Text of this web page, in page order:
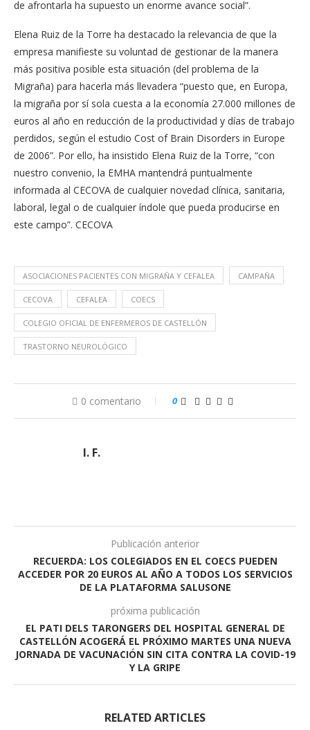
de afrontarla ha supuesto un enorme avance social”.
Elena Ruiz de la Torre ha destacado la relevancia de que la
empresa manifieste su voluntad de gestionar de la manera
más positiva posible esta situación (del problema de la
Migraña) para hacerla más llevadera “puesto que, en Europa,
la migraña por sí sola cuesta a la economía 27.000 millones de
euros al año en reducción de la productividad y días de trabajo
perdidos, según el estudio Cost of Brain Disorders in Europe
de 2006”. Por ello, ha insistido Elena Ruiz de la Torre, “con
nuestro convenio, la EMHA mantendrá puntualmente
informada al CECOVA de cualquier novedad clínica, sanitaria,
laboral, legal o de cualquier índole que pueda producirse en
este campo”. CECOVA
ASOCIACIONES PACIENTES CON MIGRAÑA Y CEFALEA CAMPAÑA
CECOVA CEFALEA COECS
COLEGIO OFICIAL DE ENFERMEROS DE CASTELLÓN
TRASTORNO NEUROLÓGICO
0 comentario 0
I. F.
Publicación anterior
RECUERDA: LOS COLEGIADOS EN EL COECS PUEDEN
ACCEDER POR 20 EUROS AL AÑO A TODOS LOS SERVICIOS
DE LA PLATAFORMA SALUSONE
próxima publicación
EL PATI DELS TARONGERS DEL HOSPITAL GENERAL DE
CASTELLÓN ACOGERÁ EL PRÓXIMO MARTES UNA NUEVA
JORNADA DE VACUNACIÓN SIN CITA CONTRA LA COVID-19
Y LA GRIPE
RELATED ARTICLES